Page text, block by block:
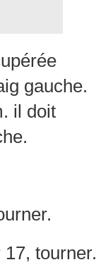
gauche.
il doit
17, tourner.